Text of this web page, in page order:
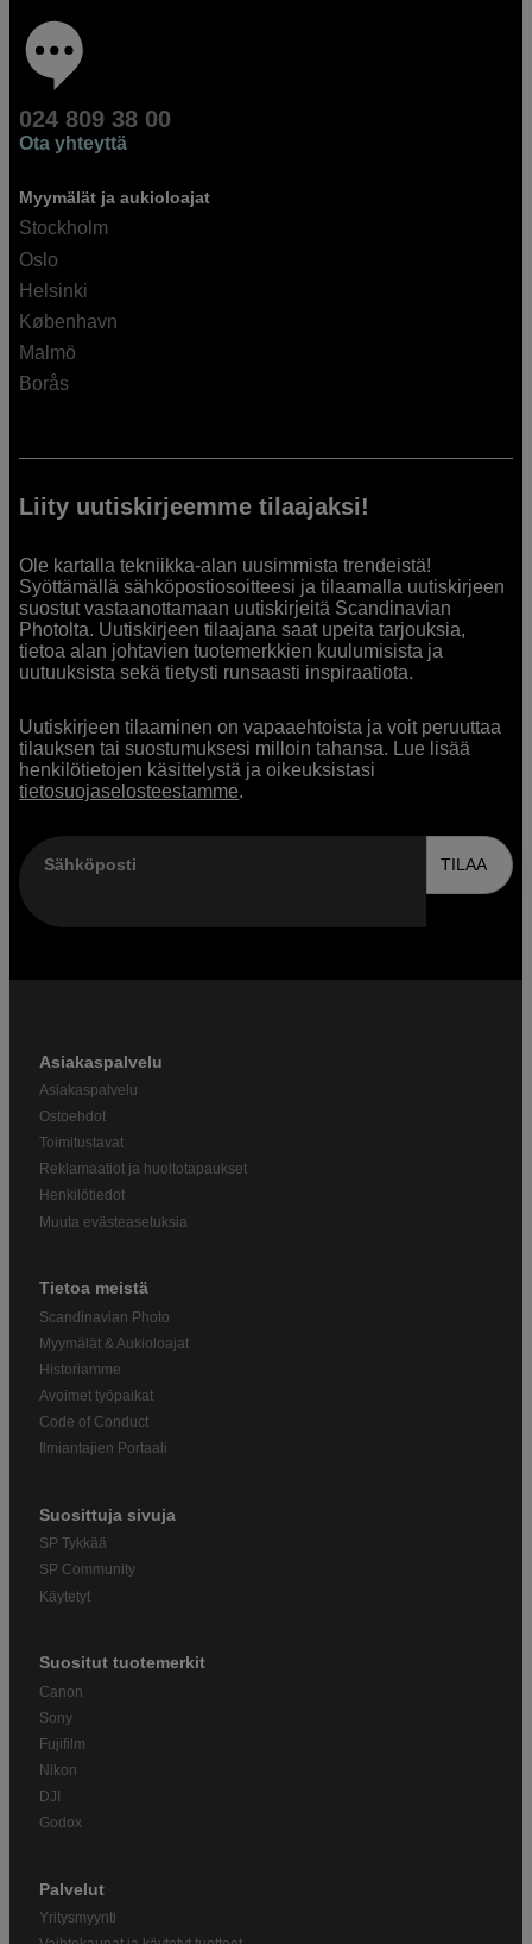
024 809 38 00
Ota yhteyttä
Myymälät ja aukioloajat
Stockholm
Oslo
Helsinki
København
Malmö
Borås
Liity uutiskirjeemme tilaajaksi!
Ole kartalla tekniikka-alan uusimmista trendeistä!
Syöttämällä sähköpostiosoitteesi ja tilaamalla uutiskirjeen
suostut vastaanottamaan uutiskirjeitä Scandinavian
Photolta. Uutiskirjeen tilaajana saat upeita tarjouksia,
tietoa alan johtavien tuotemerkkien kuulumisista ja
uutuuksista sekä tietysti runsaasti inspiraatiota.
Uutiskirjeen tilaaminen on vapaaehtoista ja voit peruuttaa
tilauksen tai suostumuksesi milloin tahansa. Lue lisää
henkilötietojen käsittelystä ja oikeuksistasi
tietosuojaselosteestamme.
Sähköposti TILAA
Asiakaspalvelu
Asiakaspalvelu
Ostoehdot
Toimitustavat
Reklamaatiot ja huoltotapaukset
Henkilötiedot
Muuta evästeasetuksia
Tietoa meistä
Scandinavian Photo
Myymälät & Aukioloajat
Historiamme
Avoimet työpaikat
Code of Conduct
Ilmiantajien Portaali
Suosittuja sivuja
SP Tykkää
SP Community
Käytetyt
Suositut tuotemerkit
Canon
Sony
Fujifilm
Nikon
DJI
Godox
Palvelut
Yritysmyynti